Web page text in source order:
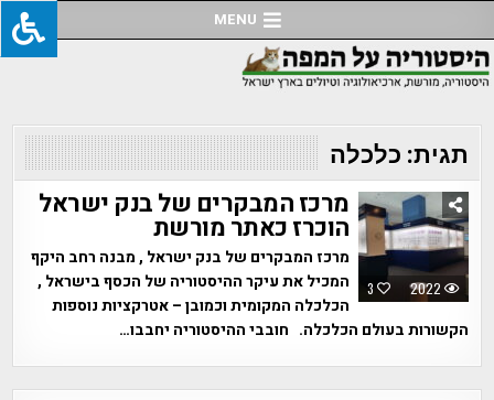
to
content
MENU
תגית: כלכלה
3 2022
מרכז המבקרים של בנק ישראל
הוכרז כאתר מורשת
מרכז המבקרים של בנק ישראל , מבנה רחב היקף
המכיל את עיקר ההיסטוריה של הכסף בישראל ,
הכלכלה המקומית וכמובן – אטרקציות נוספות
הקשורות בעולם הכלכלה. חובבי ההיסטוריה יחבבו…